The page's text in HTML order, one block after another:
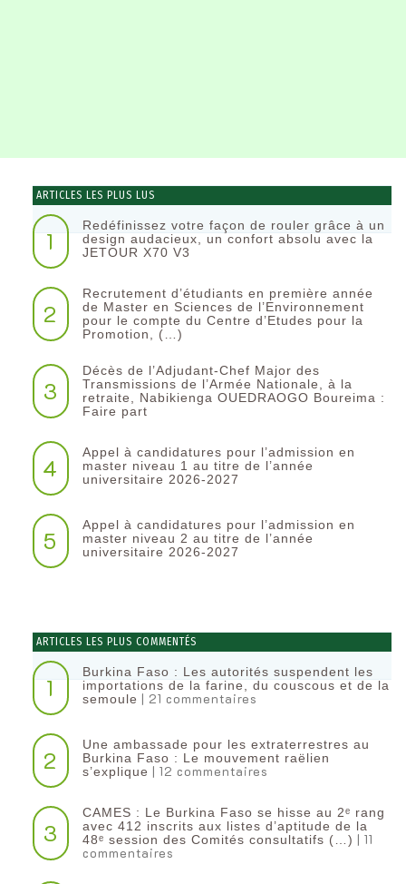
ARTICLES LES PLUS LUS
1
Redéfinissez votre façon de rouler grâce à un
design audacieux, un confort absolu avec la
JETOUR X70 V3
2
Recrutement d’étudiants en première année
de Master en Sciences de l’Environnement
pour le compte du Centre d’Etudes pour la
Promotion, (…)
3
Décès de l’Adjudant-Chef Major des
Transmissions de l’Armée Nationale, à la
retraite, Nabikienga OUEDRAOGO Boureima :
Faire part
4
Appel à candidatures pour l’admission en
master niveau 1 au titre de l’année
universitaire 2026-2027
5
Appel à candidatures pour l’admission en
master niveau 2 au titre de l’année
universitaire 2026-2027
ARTICLES LES PLUS COMMENTÉS
1
Burkina Faso : Les autorités suspendent les
importations de la farine, du couscous et de la
semoule | 21 commentaires
2
Une ambassade pour les extraterrestres au
Burkina Faso : Le mouvement raëlien
s’explique | 12 commentaires
3
CAMES : Le Burkina Faso se hisse au 2ᵉ rang
avec 412 inscrits aux listes d’aptitude de la
48ᵉ session des Comités consultatifs (…) | 11
commentaires